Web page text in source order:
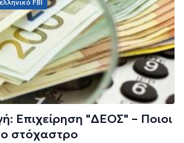
ελληνικό FBI
Επιχείρηση "ΔΕΟΣ" – Ποιοι
στόχαστρο